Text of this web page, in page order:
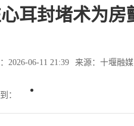
耳封堵术为房
2026-06-11 21:39 来源：十堰融媒
：